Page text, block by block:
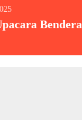
Bendera